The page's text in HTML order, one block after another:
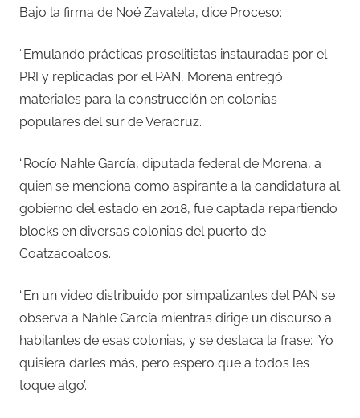
Bajo la firma de Noé Zavaleta, dice Proceso:
“Emulando prácticas proselitistas instauradas por el
PRI y replicadas por el PAN, Morena entregó
materiales para la construcción en colonias
populares del sur de Veracruz.
“Rocío Nahle García, diputada federal de Morena, a
quien se menciona como aspirante a la candidatura al
gobierno del estado en 2018, fue captada repartiendo
blocks en diversas colonias del puerto de
Coatzacoalcos.
“En un video distribuido por simpatizantes del PAN se
observa a Nahle García mientras dirige un discurso a
habitantes de esas colonias, y se destaca la frase: ‘Yo
quisiera darles más, pero espero que a todos les
toque algo’.